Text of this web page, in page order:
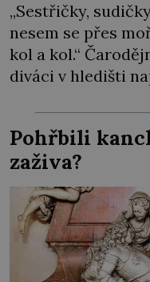
„Sestřičky,
nesem se přes
kol a kol.“
diváci v hledišti
William
Macbethovi.
jenž v roce 1603
Pohřbili
zaživa?